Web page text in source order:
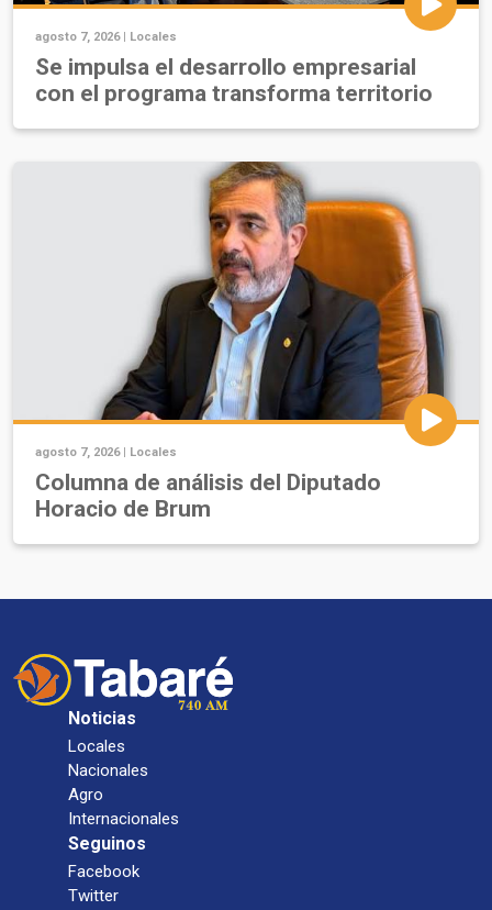
agosto 7, 2026 | Locales
Se impulsa el desarrollo empresarial
con el programa transforma territorio
agosto 7, 2026 | Locales
Columna de análisis del Diputado
Horacio de Brum
Noticias
Locales
Nacionales
Agro
Internacionales
Seguinos
Facebook
Twitter